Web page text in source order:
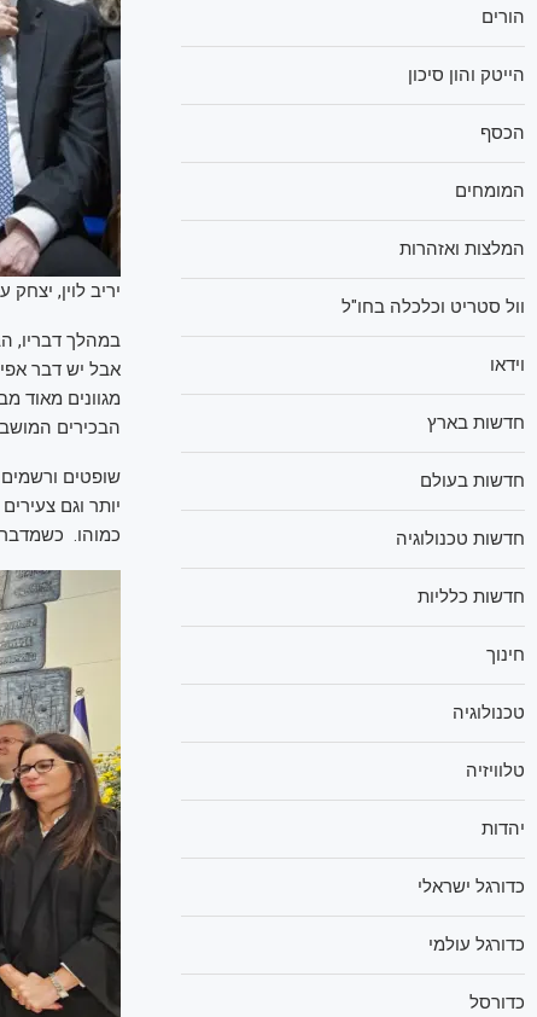
יריב לוין, יצחק
במהלך דבריו,
אבל יש דבר
מגוונים מאוד
הבכירים
שופטים ורשמים
יותר וגם
כמוהו.
הורים
הייטק והון סיכון
הכסף
המומחים
המלצות ואזהרות
וול סטריט וכלכלה בחו"ל
וידאו
חדשות בארץ
חדשות בעולם
חדשות טכנולוגיה
חדשות כלליות
חינוך
טכנולוגיה
טלוויזיה
יהדות
כדורגל ישראלי
כדורגל עולמי
כדורסל